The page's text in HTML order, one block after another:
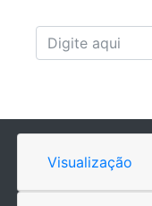
Visualização